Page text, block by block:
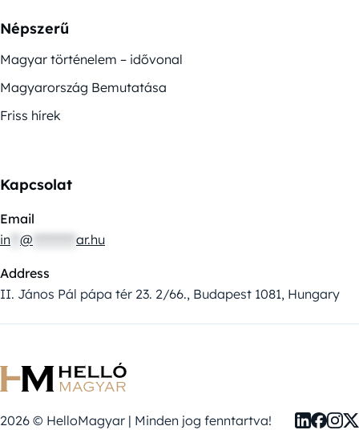
Népszerű
Magyar történelem – idővonal
Magyarország Bemutatása
Friss hírek
Kapcsolat
Email
in @ ar.hu
Address
II. János Pál pápa tér 23. 2/66., Budapest 1081, Hungary
2026 © HelloMagyar | Minden jog fenntartva!